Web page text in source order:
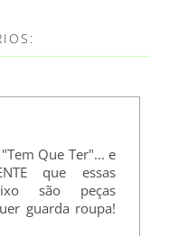
Que Ter"... e
que essas
são peças
guarda roupa!